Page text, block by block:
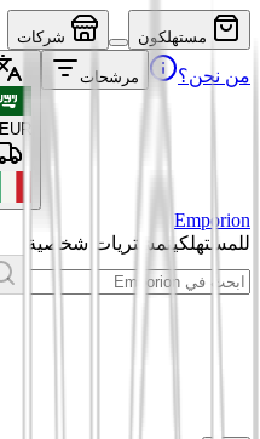
مستهلكون شركات
من نحن؟ مرشحات
EUR
Emporion
للمستهلكينمشتريات شخصية